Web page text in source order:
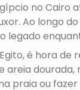
no Cairo
Ao longo
é hora de
areia
praia ou